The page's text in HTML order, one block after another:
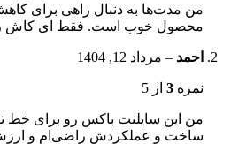
من مدت‌ها به دنبال راهی برای
محصول خوب است. فقط ای کاش
احمد – مرداد 12, 1404
نمره 3 از 5
من این سایلنت باکس رو برای خط
ساخت و عملکردش راضی‌ام و